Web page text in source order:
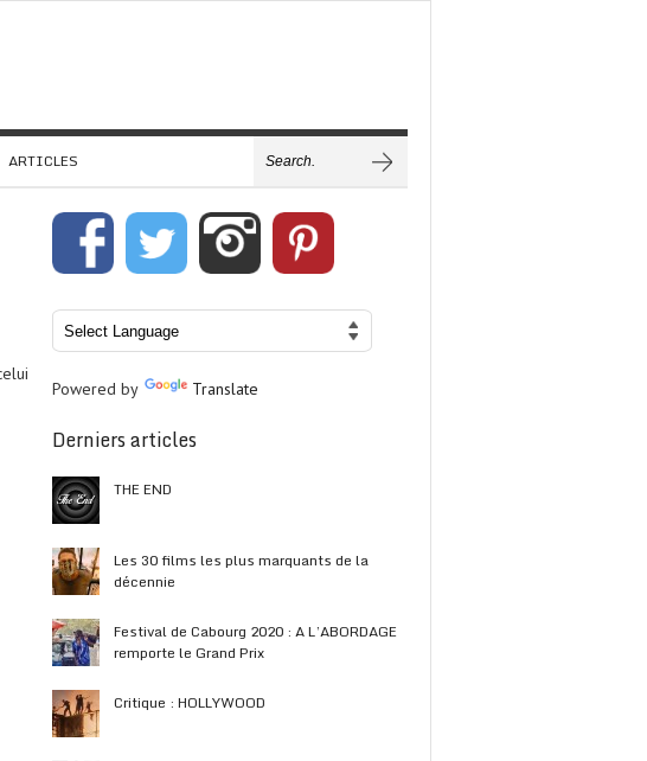
ARTICLES
Powered by Translate
Derniers articles
THE END
Les 30 films les plus marquants de la
décennie
Festival de Cabourg 2020 : A L’ABORDAGE
remporte le Grand Prix
Critique : HOLLYWOOD